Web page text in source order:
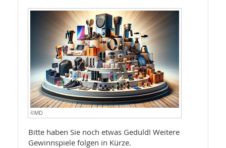
©MD
Bitte haben Sie noch etwas Geduld! Weitere
Gewinnspiele folgen in Kürze.